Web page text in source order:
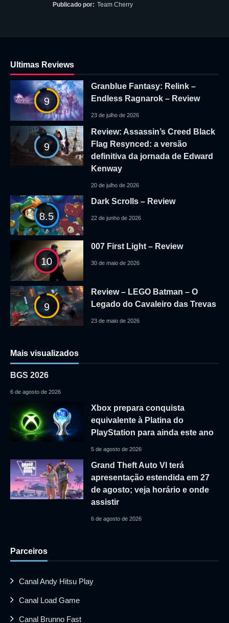
Publicado por: Team Cherry
Ultimas Reviews
9
Granblue Fantasy: Relink –
Endless Ragnarok – Review
23 de julho de 2026
9
Review: Assassin’s Creed Black
Flag Resynced: a versão
definitiva da jornada de Edward
Kenway
20 de julho de 2026
8.5
Dark Scrolls – Review
22 de junho de 2026
10
007 First Light – Review
30 de maio de 2026
9
Review – LEGO Batman – O
Legado do Cavaleiro das Trevas
23 de maio de 2026
Mais visualizados
BGS 2026
6 de agosto de 2026
Xbox prepara conquista
equivalente à Platina do
PlayStation para ainda este ano
5 de agosto de 2026
Grand Theft Auto VI terá
apresentação estendida em 27
de agosto; veja horário e onde
assistir
6 de agosto de 2026
Parceiros
Canal Andy Hitsu Play
Canal Load Game
Canal Brunno Fast